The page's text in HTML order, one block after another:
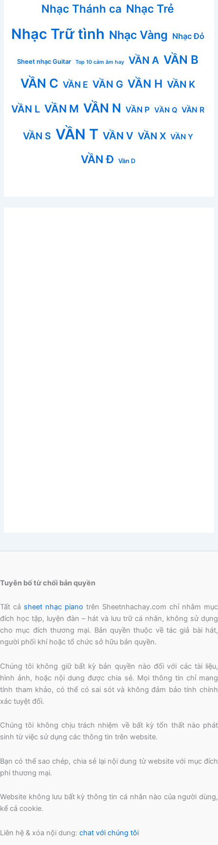
Nhạc Thánh ca Nhạc Trẻ
Nhạc Trữ tình Nhạc Vàng Nhạc Đỏ
Sheet nhạc Guitar Top 10 cảm âm hay VẦN A VẦN B
VẦN C VẦN E VẦN G VẦN H VẦN K
VẦN L VẦN M VẦN N VẦN P VẦN Q VẦN R
VẦN S VẦN T VẦN V VẦN X VẦN Y
VẦN Đ Vần D
Tuyên bố từ chối bản quyền
Tất cả sheet nhạc piano trên Sheetnhachay.com chỉ nhằm mục
đích học tập, luyện đàn – hát và lưu trữ cá nhân, không sử dụng
cho mục đích thương mại. Bản quyền thuộc về tác giả bài hát,
người phối khí hoặc tổ chức sở hữu bản quyền.
Chúng tôi không giữ bất kỳ bản quyền nào đối với các tài liệu,
hình ảnh, hoặc nội dung được chia sẻ. Mọi thông tin chỉ mang
tính tham khảo, có thể có sai sót và không đảm bảo tính chính
xác tuyệt đối.
Chúng tôi không chịu trách nhiệm về bất kỳ tổn thất nào phát
sinh từ việc sử dụng các thông tin trên website.
Bạn có thể sao chép, chia sẻ lại nội dung từ website với mục đích
phi thương mại.
Website không lưu bất kỳ thông tin cá nhân nào của người dùng,
kể cả cookie.
Liên hệ & xóa nội dung: chat với chúng tôi